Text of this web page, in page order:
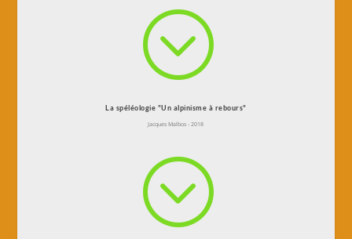
;
La spéléologie "Un alpinisme à rebours"
Jacques Malbos - 2018
;